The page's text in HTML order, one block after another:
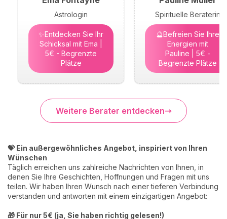
Astrologin
✨Entdecken Sie Ihr
Schicksal mit Ema |
5€ - Begrenzte
Plätze
Spirituelle Beraterin
🔮Befreien Sie Ihre
Energien mit
Pauline | 5€ -
Begrenzte Plätze
Weitere Berater entdecken
💝 Ein außergewöhnliches Angebot, inspiriert von Ihren
Wünschen
Täglich erreichen uns zahlreiche Nachrichten von Ihnen, in
denen Sie Ihre Geschichten, Hoffnungen und Fragen mit uns
teilen. Wir haben Ihren Wunsch nach einer tieferen Verbindung
verstanden und antworten mit einem einzigartigen Angebot:
🎁 Für nur 5€ (ja, Sie haben richtig gelesen!)